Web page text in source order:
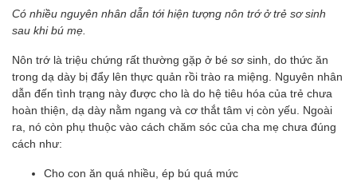
Có nhiều nguyên nhân dẫn tới hiện tượng nôn trớ ở trẻ sơ sinh
sau khi bú mẹ.
Nôn trớ là triệu chứng rất thường gặp ở bé sơ sinh, do thức ăn
trong dạ dày bị đẩy lên thực quản rồi trào ra miệng. Nguyên nhân
dẫn đến tình trạng này được cho là do hệ tiêu hóa của trẻ chưa
hoàn thiện, dạ dày nằm ngang và cơ thắt tâm vị còn yếu. Ngoài
ra, nó còn phụ thuộc vào cách chăm sóc của cha mẹ chưa đúng
cách như:
Cho con ăn quá nhiều, ép bú quá mức